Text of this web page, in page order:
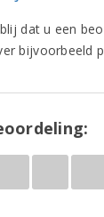
dat u een
bijvoorbeeld